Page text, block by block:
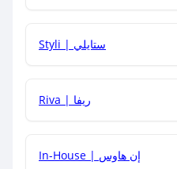
خصم مع العروض الأخرى؟
Styli | ستايلي
Riva | ريفا
In-House | إن هاوس